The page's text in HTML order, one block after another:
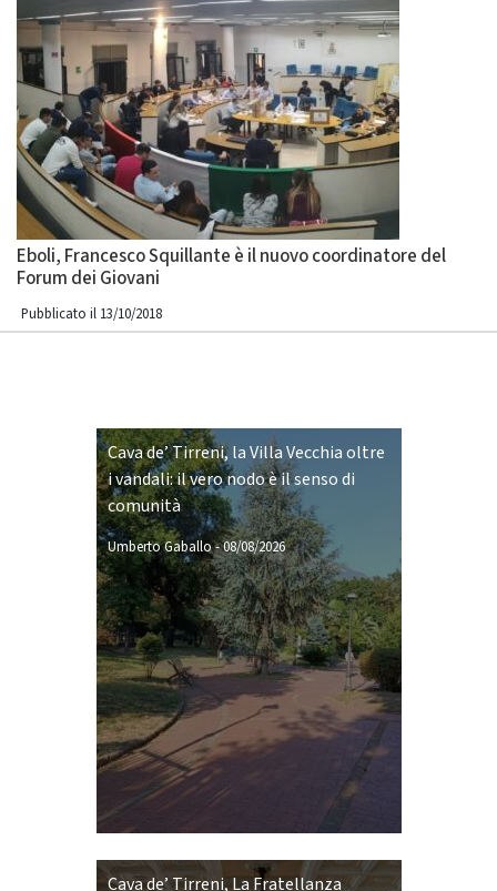
Eboli, Francesco Squillante è il nuovo coordinatore del
Forum dei Giovani
Pubblicato il 13/10/2018
Cava de’ Tirreni, la Villa Vecchia oltre
i vandali: il vero nodo è il senso di
comunità
Umberto Gaballo-08/08/2026
Cava de’ Tirreni, La Fratellanza